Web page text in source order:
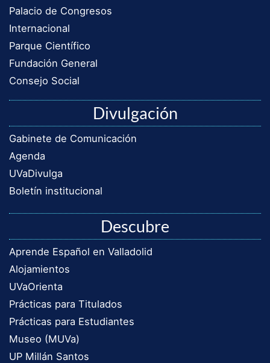
Palacio de Congresos
Internacional
Parque Científico
Fundación General
Consejo Social
Divulgación
Gabinete de Comunicación
Agenda
UVaDivulga
Boletín institucional
Descubre
Aprende Español en Valladolid
Alojamientos
UVaOrienta
Prácticas para Titulados
Prácticas para Estudiantes
Museo (MUVa)
UP Millán Santos